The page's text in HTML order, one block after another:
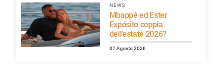
NEWS
Mbappé ed Ester
Expósito coppia
dell’estate 2026?
07 Agosto 2026